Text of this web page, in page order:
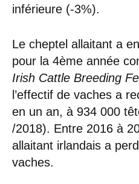
inférieure (-3%).
Le cheptel allaitant a
pour la 4ème année
Irish Cattle Breeding
l’effectif de vaches a
en un an, à 934 000
/2018). Entre 2016 à
allaitant irlandais a
vaches.